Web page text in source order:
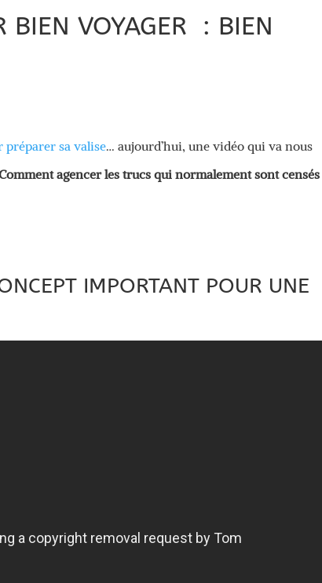
BIEN VOYAGER : BIEN
préparer sa valise… aujourd’hui, une vidéo qui va nous
agencer les trucs qui normalement sont censés
IMPORTANT POUR UNE